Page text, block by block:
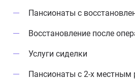
Пансионаты с
Восстановление после
Услуги сиделки
Пансионаты с 2-х